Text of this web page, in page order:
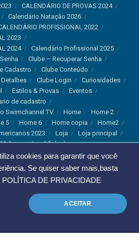
cookies para garantir que você
Se quiser saber mais,basta
POLÍTICA DE PRIVACIDADE
ACEITAR
CALENDÁRIO DE PROVAS 2024
Calendário Natação 2026
PROFISSIONAL 2022
2023
2024
Calendário Profissional 2025
Clube – Recuperar Senha
Cadastro
Clube Conteúdo
Clube Login
Curiosidades
Estilos & Provas
Eventos
de cadastro
Swimchannel TV
Home
Home 2
5 Home 6 Home copia
Home2
2023 Loja
Loja principal
(International Sales)
Sale)
Marcas
Notícias
Notícias Instagram
Política de privacidade
Saúde
Troca e Devolução